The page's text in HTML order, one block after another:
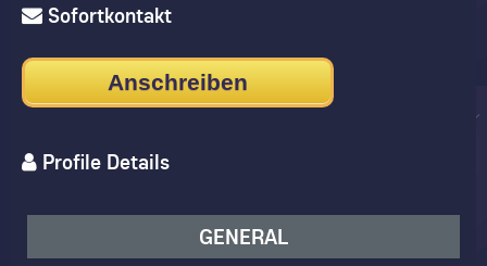
Sofortkontakt
Anschreiben
Profile Details
GENERAL